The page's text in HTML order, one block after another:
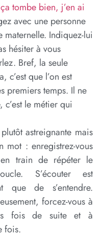
tombe bien, j’en ai
avec une personne
Indiquez-lui
hésiter à vous
Bref, la seule
c’est que l’on est
premiers temps. Il ne
c’est le métier qui
astreignante mais
: enregistrez-vous
train de répéter le
S’écouter est
que de s’entendre.
forcez-vous à
fois de suite et à
fois.